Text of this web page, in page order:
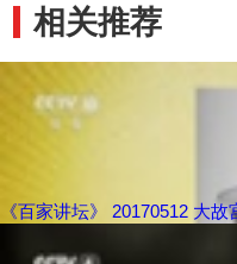
相关推荐
《百家讲坛》 20170512 大